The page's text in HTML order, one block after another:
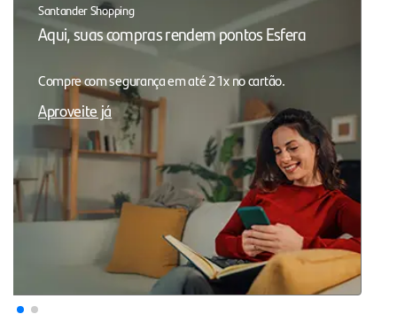
Santander Shopping
Aqui, suas compras rendem pontos Esfera
Compre com segurança em até 21x no cartão.
Aproveite já